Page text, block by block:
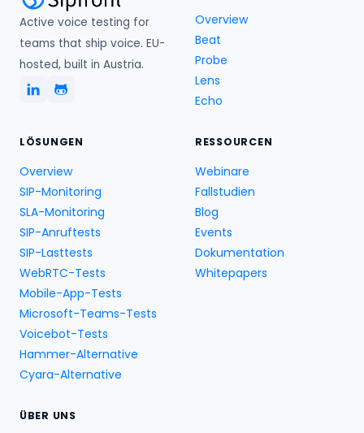
Active voice testing for
teams that ship voice. EU-
hosted, built in Austria.
Overview
Beat
Probe
Lens
Echo
LÖSUNGEN
Overview
SIP-Monitoring
SLA-Monitoring
SIP-Anruftests
SIP-Lasttests
WebRTC-Tests
Mobile-App-Tests
Microsoft-Teams-Tests
Voicebot-Tests
Hammer-Alternative
Cyara-Alternative
RESSOURCEN
Webinare
Fallstudien
Blog
Events
Dokumentation
Whitepapers
ÜBER UNS